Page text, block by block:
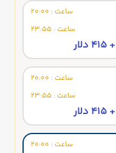
ساعت : 20:00
ساعت : 23:55
ساعت : 20:00
ساعت : 23:55
ساعت : 20:00